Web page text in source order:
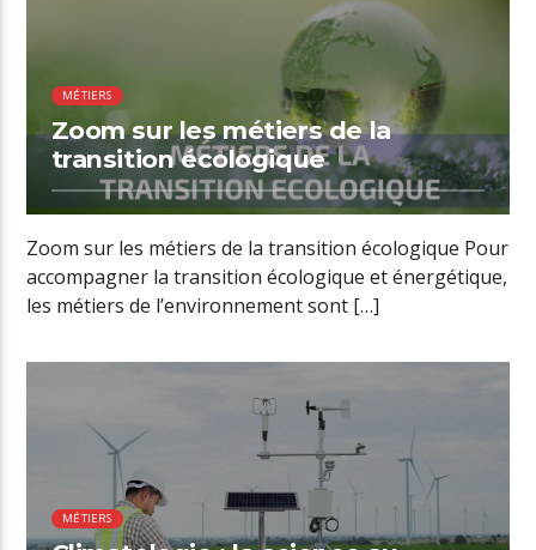
MÉTIERS
Zoom sur les métiers de la
transition écologique
Zoom sur les métiers de la transition écologique Pour
accompagner la transition écologique et énergétique,
les métiers de l’environnement sont […]
MÉTIERS